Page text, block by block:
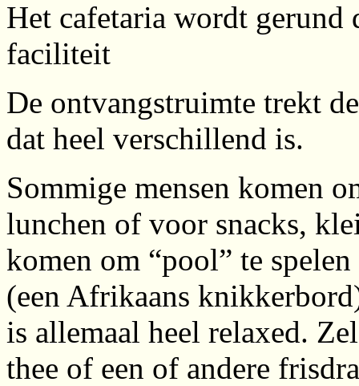
Het cafetaria wordt gerund
faciliteit
De ontvangstruimte trekt
dat heel verschillend is.
Sommige mensen komen
lunchen of voor snacks,
komen om “pool” te
(een Afrikaans
is allemaal heel relaxed.
thee of een of andere